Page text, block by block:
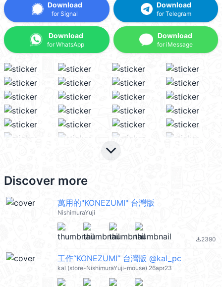
Download
for Signal
Download
for WhatsApp
Download
for Telegram
Download
for iMessage
keyboard_arrow_down
Discover more
萬用的"KONEZUMI" 台灣版
NishimuraYuji
file_download2390
工作“KONEZUMI” 台灣版 @kal_pc
kal (store-NishimuraYuji-mouse) 26apr23